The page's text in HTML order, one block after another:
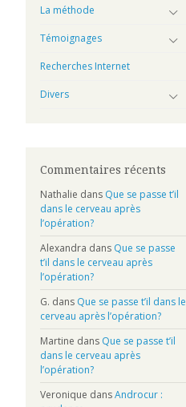
La méthode
Témoignages
Recherches Internet
Divers
Commentaires récents
Nathalie dans Que se passe t’il
dans le cerveau après
l’opération?
Alexandra dans Que se passe
t’il dans le cerveau après
l’opération?
G. dans Que se passe t’il dans le
cerveau après l’opération?
Martine dans Que se passe t’il
dans le cerveau après
l’opération?
Veronique dansAndrocur :